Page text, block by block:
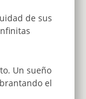
de sus
Un sueño
el